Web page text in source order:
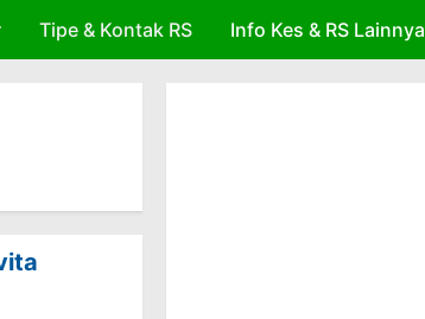
Tipe & Kontak RS Info Kes & RS Lainnya